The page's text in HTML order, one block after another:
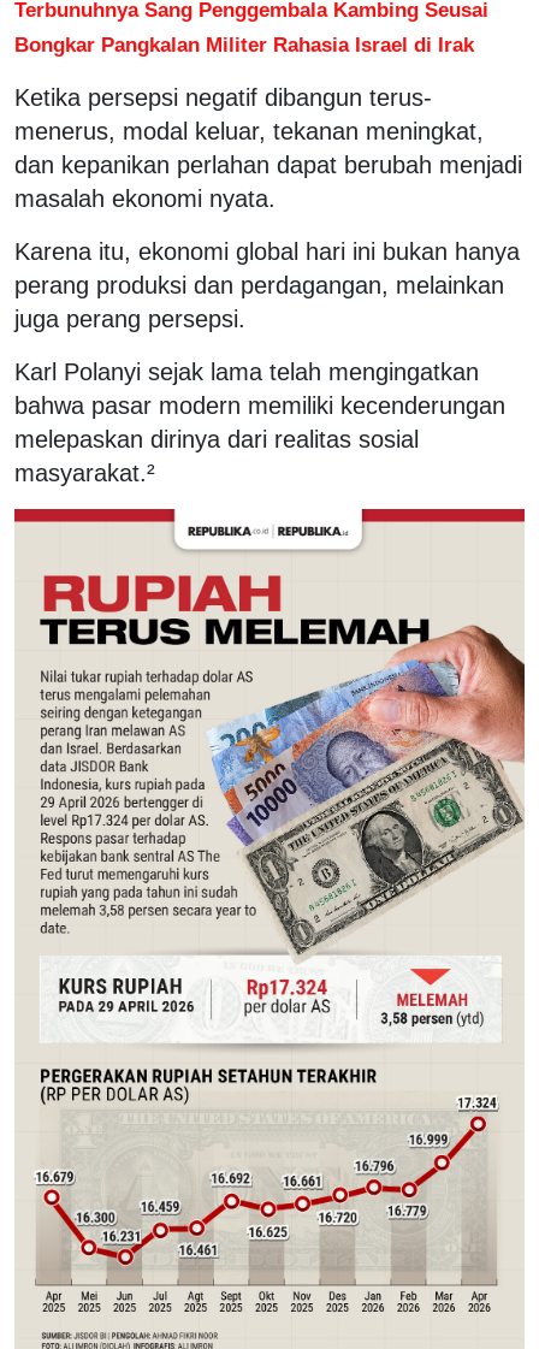
Terbunuhnya Sang Penggembala Kambing Seusai
Bongkar Pangkalan Militer Rahasia Israel di Irak
Ketika persepsi negatif dibangun terus-
menerus, modal keluar, tekanan meningkat,
dan kepanikan perlahan dapat berubah menjadi
masalah ekonomi nyata.
Karena itu, ekonomi global hari ini bukan hanya
perang produksi dan perdagangan, melainkan
juga perang persepsi.
Karl Polanyi sejak lama telah mengingatkan
bahwa pasar modern memiliki kecenderungan
melepaskan dirinya dari realitas sosial
masyarakat.²